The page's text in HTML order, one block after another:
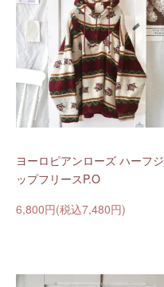
ヨーロピアンローズ ハーフジ
ップフリースP.O
6,800円(税込7,480円)